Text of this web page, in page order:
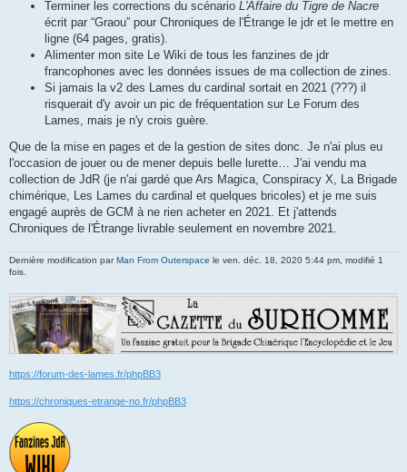
Terminer les corrections du scénario L'Affaire du Tigre de Nacre
écrit par “Graou” pour Chroniques de l'Étrange le jdr et le mettre en
ligne (64 pages, gratis).
Alimenter mon site Le Wiki de tous les fanzines de jdr
francophones avec les données issues de ma collection de zines.
Si jamais la v2 des Lames du cardinal sortait en 2021 (???) il
risquerait d'y avoir un pic de fréquentation sur Le Forum des
Lames, mais je n'y crois guère.
Que de la mise en pages et de la gestion de sites donc. Je n'ai plus eu
l'occasion de jouer ou de mener depuis belle lurette… J'ai vendu ma
collection de JdR (je n'ai gardé que Ars Magica, Conspiracy X, La Brigade
chimérique, Les Lames du cardinal et quelques bricoles) et je me suis
engagé auprès de GCM à ne rien acheter en 2021. Et j'attends
Chroniques de l'Étrange livrable seulement en novembre 2021.
Dernière modification parMan From Outerspace le ven. déc. 18, 2020 5:44 pm, modifié 1
fois.
https://forum-des-lames.fr/phpBB3
https://chroniques-etrange-no.fr/phpBB3